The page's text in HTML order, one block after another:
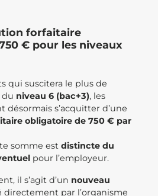
forfaitaire
€ pour les niveaux
qui suscitera le plus de
du niveau 6 (bac+3), les
désormais s’acquitter d’une
obligatoire de 750 € par
somme estdistincte du
pour l’employeur.
il s’agit d’un nouveau
directement par l’organisme